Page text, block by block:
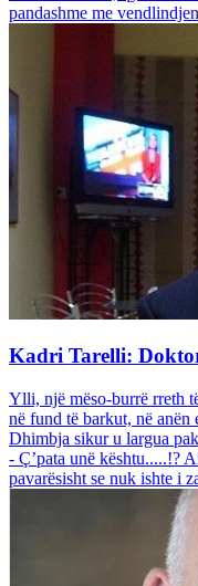
pandashme me
Kadri Tarelli:
Ylli, një mëso-burrë rreth
në fund të barkut, në
Dhimbja sikur u largua
- Ç’pata unë kështu.....!?
pavarësisht se nuk ishte i